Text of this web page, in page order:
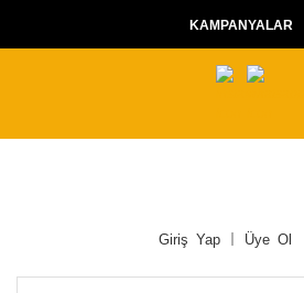
KAMPANYALAR
Giriş Yap Üye Ol